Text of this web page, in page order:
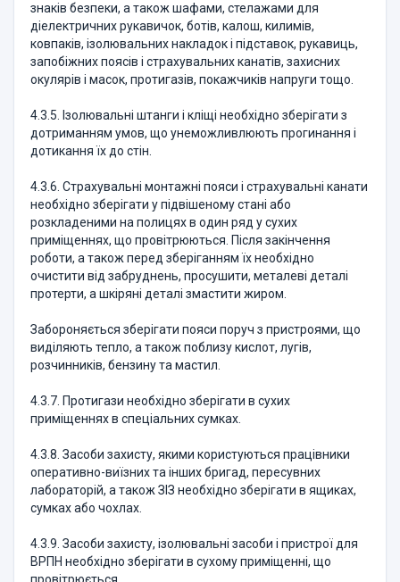
знаків безпеки, а також шафами, стелажами для
діелектричних рукавичок, ботів, калош, килимів,
ковпаків, ізолювальних накладок і підставок, рукавиць,
запобіжних поясів і страхувальних канатів, захисних
окулярів і масок, протигазів, покажчиків напруги тощо.
4.3.5. Ізолювальні штанги і кліщі необхідно зберігати з
дотриманням умов, що унеможливлюють прогинання і
дотикання їх до стін.
4.3.6. Страхувальні монтажні пояси і страхувальні канати
необхідно зберігати у підвішеному стані або
розкладеними на полицях в один ряд у сухих
приміщеннях, що провітрюються. Після закінчення
роботи, а також перед зберіганням їх необхідно
очистити від забруднень, просушити, металеві деталі
протерти, а шкіряні деталі змастити жиром.
Забороняється зберігати пояси поруч з пристроями, що
виділяють тепло, а також поблизу кислот, лугів,
розчинників, бензину та мастил.
4.3.7. Протигази необхідно зберігати в сухих
приміщеннях в спеціальних сумках.
4.3.8. Засоби захисту, якими користуються працівники
оперативно-виїзних та інших бригад, пересувних
лабораторій, а також ЗІЗ необхідно зберігати в ящиках,
сумках або чохлах.
4.3.9. Засоби захисту, ізолювальні засоби і пристрої для
ВРПН необхідно зберігати в сухому приміщенні, що